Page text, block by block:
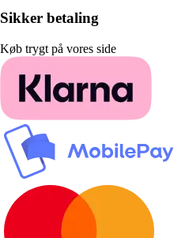
Sikker betaling
Køb trygt på vores side